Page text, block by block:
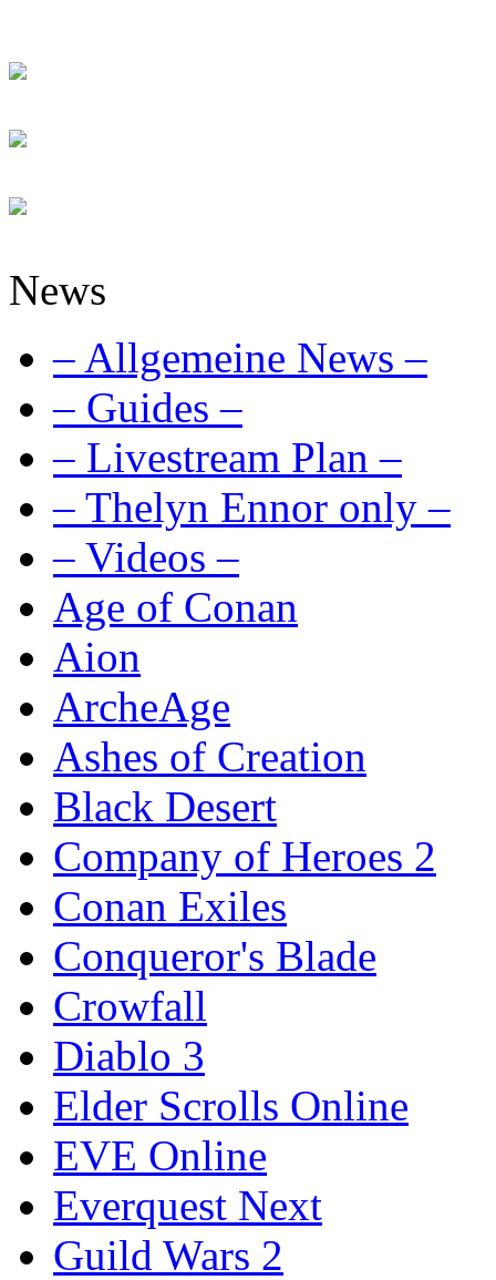
News
– Allgemeine News –
– Guides –
– Livestream Plan –
– Thelyn Ennor only –
– Videos –
Age of Conan
Aion
ArcheAge
Ashes of Creation
Black Desert
Company of Heroes 2
Conan Exiles
Conqueror's Blade
Crowfall
Diablo 3
Elder Scrolls Online
EVE Online
Everquest Next
Guild Wars 2